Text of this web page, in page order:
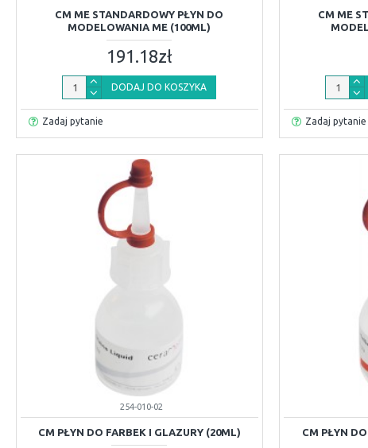
CM ME STANDARDOWY PŁYN DO
MODELOWANIA ME (100ML)
191.18zł
DODAJ DO KOSZYKA
Zadaj pytanie
CM ME
Zadaj pytanie
254-010-02
CM PŁYN DO FARBEK I GLAZURY (20ML) CM PŁYN